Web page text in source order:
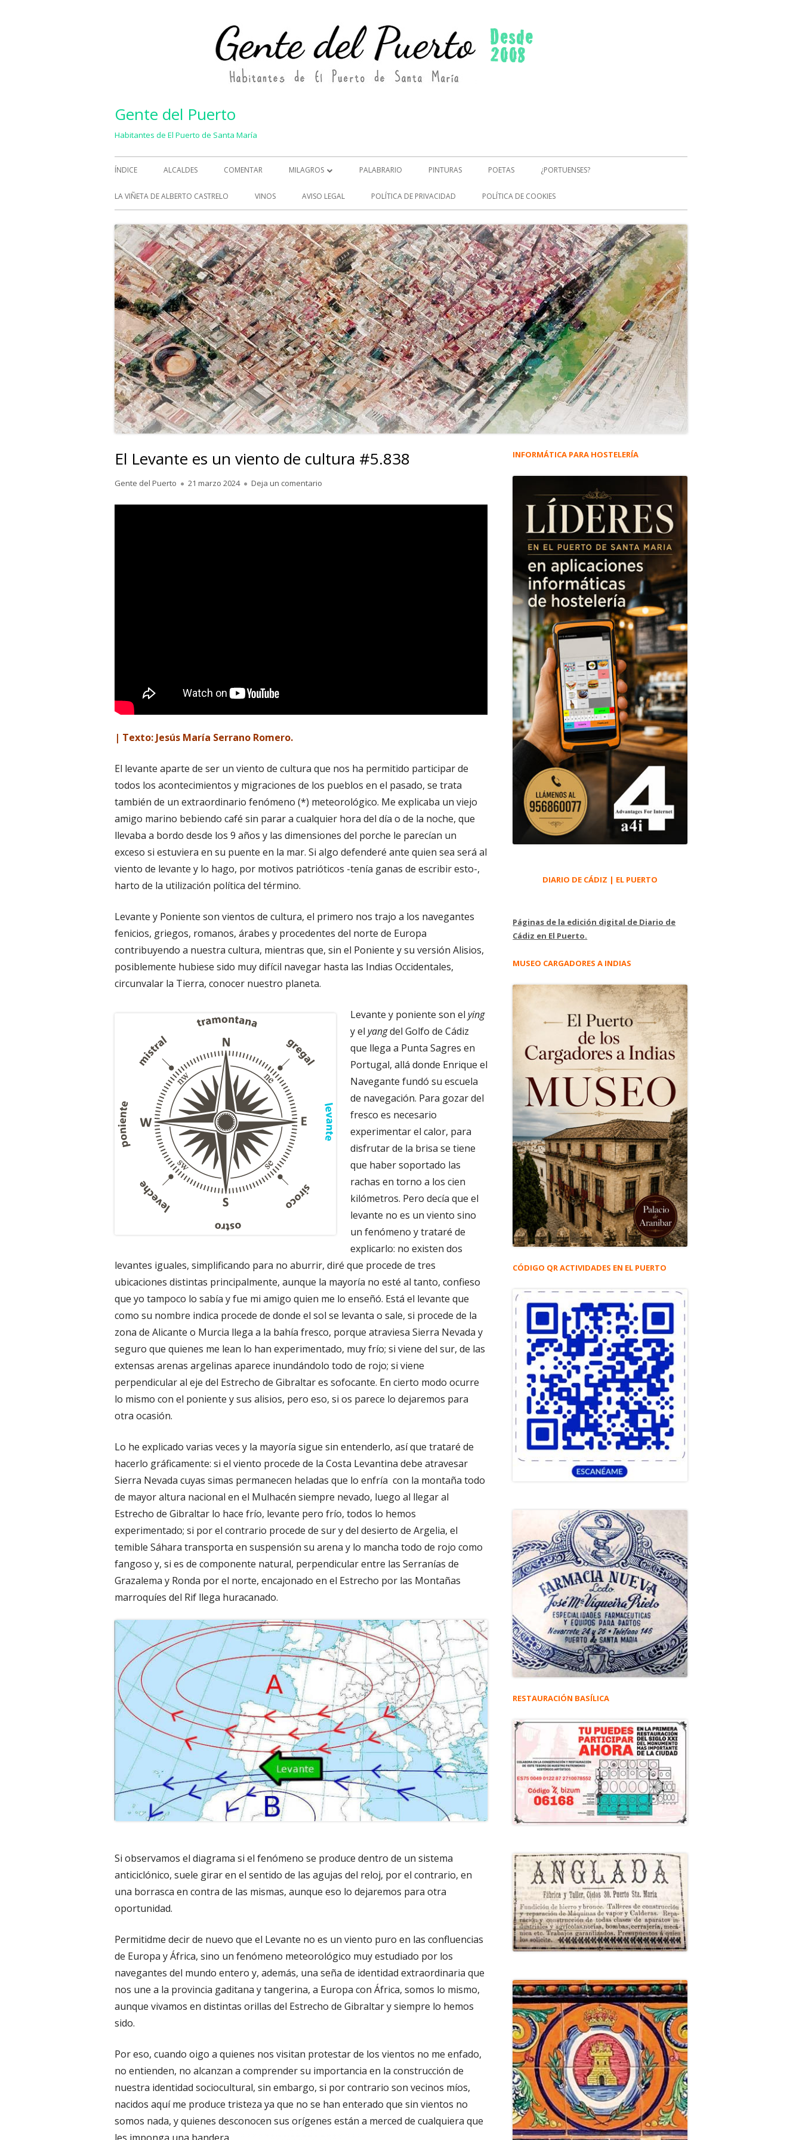
Gente del Puerto
Habitantes de El Puerto de Santa María
Menú
principal
ÍNDICE ALCALDES COMENTAR MILAGROS
MILAGROS (2)
PALABRARIO PINTURAS POETAS ¿PORTUENSES?
LA VIÑETA DE ALBERTO CASTRELO VINOS AVISO LEGAL POLÍTICA DE PRIVACIDAD POLÍTICA DE COOKIES
El Levante es un viento de cultura #5.838
Autor
Gente del Puerto
Publicado
21 marzo 2024 Deja un comentario
| Texto: Jesús María Serrano Romero.
El levante aparte de ser un viento de cultura que nos ha permitido participar de
todos los acontecimientos y migraciones de los pueblos en el pasado, se trata
también de un extraordinario fenómeno (*) meteorológico. Me explicaba un viejo
amigo marino bebiendo café sin parar a cualquier hora del día o de la noche, que
llevaba a bordo desde los 9 años y las dimensiones del porche le parecían un
exceso si estuviera en su puente en la mar. Si algo defenderé ante quien sea será al
viento de levante y lo hago, por motivos patrióticos -tenía ganas de escribir esto-,
harto de la utilización política del término.
Levante y Poniente son vientos de cultura, el primero nos trajo a los navegantes
fenicios, griegos, romanos, árabes y procedentes del norte de Europa
contribuyendo a nuestra cultura, mientras que, sin el Poniente y su versión Alisios,
posiblemente hubiese sido muy difícil navegar hasta las Indias Occidentales,
circunvalar la Tierra, conocer nuestro planeta.
Levante y poniente son el ying
y el yangdel Golfo de Cádiz
que llega a Punta Sagres en
Portugal, allá donde Enrique el
Navegante fundó su escuela
de navegación. Para gozar del
fresco es necesario
experimentar el calor, para
disfrutar de la brisa se tiene
que haber soportado las
rachas en torno a los cien
kilómetros. Pero decía que el
levante no es un viento sino
un fenómeno y trataré de
explicarlo: no existen dos
levantes iguales, simplificando para no aburrir, diré que procede de tres
ubicaciones distintas principalmente, aunque la mayoría no esté al tanto, confieso
que yo tampoco lo sabía y fue mi amigo quien me lo enseñó. Está el levante que
como su nombre indica procede de donde el sol se levanta o sale, si procede de la
zona de Alicante o Murcia llega a la bahía fresco, porque atraviesa Sierra Nevada y
seguro que quienes me lean lo han experimentado, muy frío; si viene del sur, de las
extensas arenas argelinas aparece inundándolo todo de rojo; si viene
perpendicular al eje del Estrecho de Gibraltar es sofocante. En cierto modo ocurre
lo mismo con el poniente y sus alisios, pero eso, si os parece lo dejaremos para
otra ocasión.
Lo he explicado varias veces y la mayoría sigue sin entenderlo, así que trataré de
hacerlo gráficamente: si el viento procede de la Costa Levantina debe atravesar
Sierra Nevada cuyas simas permanecen heladas que lo enfría con la montaña todo
de mayor altura nacional en el Mulhacén siempre nevado, luego al llegar al
Estrecho de Gibraltar lo hace frío, levante pero frío, todos lo hemos
experimentado; si por el contrario procede de sur y del desierto de Argelia, el
temible Sáhara transporta en suspensión su arena y lo mancha todo de rojo como
fangoso y, si es de componente natural, perpendicular entre las Serranías de
Grazalema y Ronda por el norte, encajonado en el Estrecho por las Montañas
marroquíes del Rif llega huracanado.
Si observamos el diagrama si el fenómeno se produce dentro de un sistema
anticiclónico, suele girar en el sentido de las agujas del reloj, por el contrario, en
una borrasca en contra de las mismas, aunque eso lo dejaremos para otra
oportunidad.
Permitidme decir de nuevo que el Levante no es un viento puro en las confluencias
de Europa y África, sino un fenómeno meteorológico muy estudiado por los
navegantes del mundo entero y, además, una seña de identidad extraordinaria que
nos une a la provincia gaditana y tangerina, a Europa con África, somos lo mismo,
aunque vivamos en distintas orillas del Estrecho de Gibraltar y siempre lo hemos
sido.
Por eso, cuando oigo a quienes nos visitan protestar de los vientos no me enfado,
no entienden, no alcanzan a comprender su importancia en la construcción de
nuestra identidad sociocultural, sin embargo, si por contrario son vecinos míos,
nacidos aquí me produce tristeza ya que no se han enterado que sin vientos no
somos nada, y quienes desconocen sus orígenes están a merced de cualquiera que
Barra
principal
INFORMÁTICA PARA HOSTELERÍA
DIARIO DE CÁDIZ | EL PUERTO
Páginas de la edición digital de Diario de
Cádiz en El Puerto.
MUSEO CARGADORES A INDIAS
CÓDIGO QR ACTIVIDADES EN EL PUERTO
RESTAURACIÓN BASÍLICA